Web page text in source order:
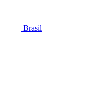
Brasil